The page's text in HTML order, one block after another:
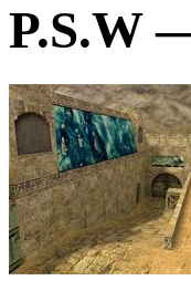
P.S.W